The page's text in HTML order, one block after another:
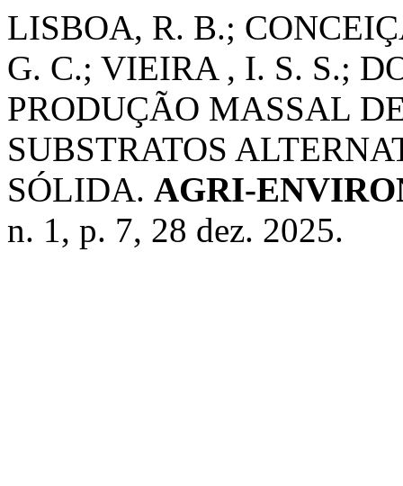
LISBOA, R. B.;
G. C.; VIEIRA , I. S. S.;
PRODUÇÃO MASSAL
SUBSTRATOS
SÓLIDA. AGRI-
n. 1, p. 7, 28 dez. 2025.